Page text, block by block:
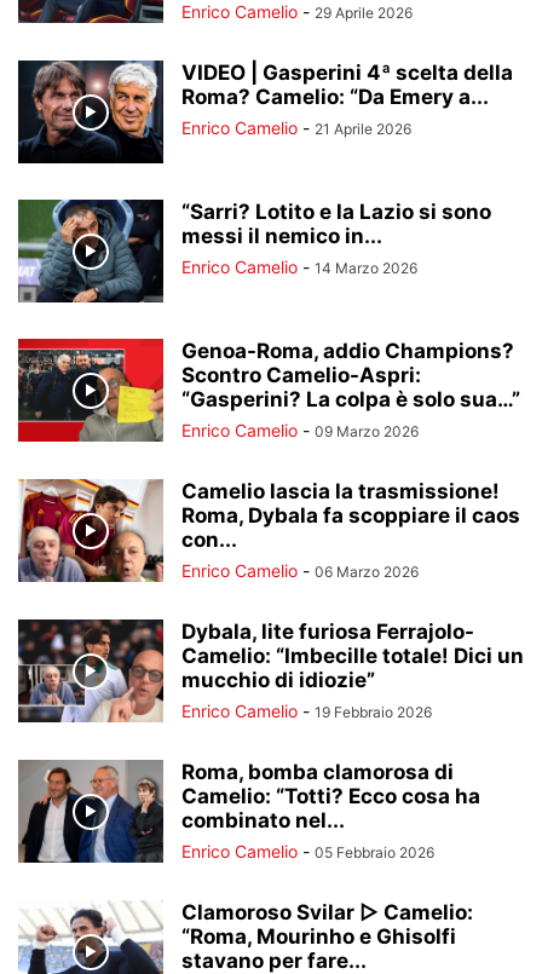
Enrico Camelio - 29 Aprile 2026
VIDEO | Gasperini 4ª scelta della
Roma? Camelio: “Da Emery a...
Enrico Camelio - 21 Aprile 2026
“Sarri? Lotito e la Lazio si sono
messi il nemico in...
Enrico Camelio - 14 Marzo 2026
Genoa-Roma, addio Champions?
Scontro Camelio-Aspri:
“Gasperini? La colpa è solo sua…”
Enrico Camelio - 09 Marzo 2026
Camelio lascia la trasmissione!
Roma, Dybala fa scoppiare il caos
con...
Enrico Camelio - 06 Marzo 2026
Dybala, lite furiosa Ferrajolo-
Camelio: “Imbecille totale! Dici un
mucchio di idiozie”
Enrico Camelio - 19 Febbraio 2026
Roma, bomba clamorosa di
Camelio: “Totti? Ecco cosa ha
combinato nel...
Enrico Camelio - 05 Febbraio 2026
Clamoroso Svilar ▷ Camelio:
“Roma, Mourinho e Ghisolfi
stavano per fare...